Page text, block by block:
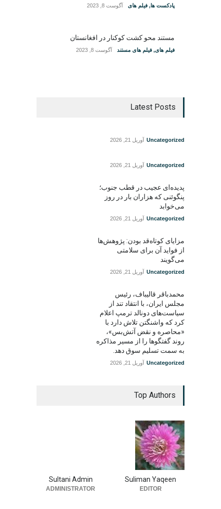
پادکست ها, فیلم های آگوست 8, 2023
مستند محو کشت کوکنار در افغانستان
فیلم های, فیلم های مستند آگوست 8, 2023
Latest Posts
Uncategorized آوریل 21, 2026
Uncategorized آوریل 21, 2026
پدیده‌ای عجیب در قطب جنوب؛
پنگوئنی که هزاران بار در روز
می‌خوابد
Uncategorized آوریل 21, 2026
مزایای کوتاه‌قد بودن: پژوهش‌ها
از فواید آن برای سلامتی
می‌گویند
Uncategorized آوریل 21, 2026
محمدباقر قالیباف، رئیس
مجلس ایران، با انتقاد تند از
سیاست‌های دونالد ترمپ اعلام
کرد که واشنگتن تلاش دارد با
«محاصره و نقض آتش‌بس»،
روند گفتگوها را از مسیر مذاکره
به سمت تسلیم سوق دهد.
Uncategorized آوریل 21, 2026
Top Authors
Suliman Yaqeen
EDITOR
Sultani Admin
ADMINISTRATOR